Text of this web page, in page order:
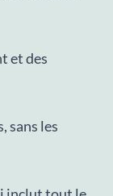
et des
sans les